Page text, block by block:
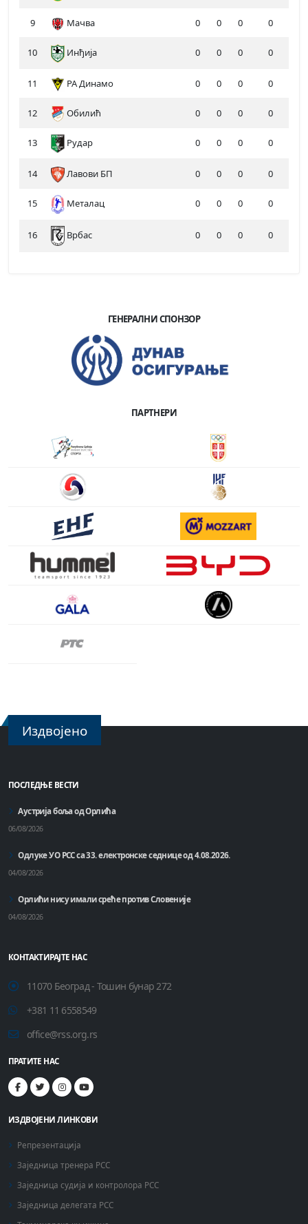
9 Мачва 0 0 0 0
10 Инђија 0 0 0 0
11 РА Динамо 0 0 0 0
12 Обилић 0 0 0 0
13 Рудар 0 0 0 0
14 Лавови БП 0 0 0 0
15 Металац 0 0 0 0
16 Врбас 0 0 0 0
ГЕНЕРАЛНИ СПОНЗОР
ПАРТНЕРИ
Издвојено
ПОСЛЕДЊЕ ВЕСТИ
Аустрија боља од Орлића
06/08/2026
Одлуке УО РСС са 33. електронске седнице од 4.08.2026.
04/08/2026
Орлићи нису имали среће против Словеније
04/08/2026
КОНТАКТИРАЈТЕ НАС
11070 Београд - Тошин бунар 272
+381 11 6558549
office@rss.org.rs
ПРАТИТЕ НАС
ИЗДВОЈЕНИ ЛИНКОВИ
Репрезентација
Заједница тренера РСС
Заједница судија и контролора РСС
Заједница делегата РСС